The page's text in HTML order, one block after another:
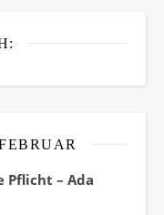
Pflicht – Ada